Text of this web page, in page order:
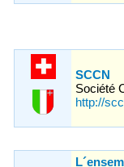
SCCN
Société
http://